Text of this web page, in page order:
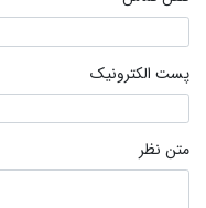
پست الکترونیک
متن نظر